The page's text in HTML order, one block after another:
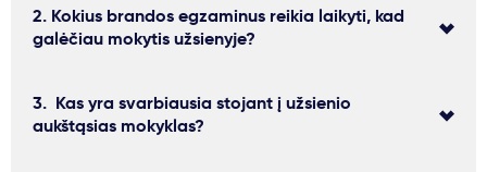
2. Kokius brandos egzaminus reikia laikyti, kad
galėčiau mokytis užsienyje?
3. Kas yra svarbiausia stojant į užsienio
aukštąsias mokyklas?